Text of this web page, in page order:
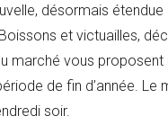
désormais
et victuailles,
marché vous proposent
de fin d’année. Le
soir.